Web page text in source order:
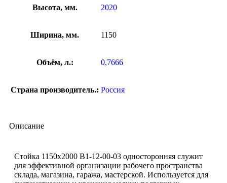
Высота, мм. 2020
Ширина, мм. 1150
Объём, л.: 0,7666
Страна производитель.: Россия
Описание
Стойка 1150х2000 В1-12-00-03 односторонняя служит
для эффективной организации рабочего пространства
склада, магазина, гаража, мастерской. Используется для